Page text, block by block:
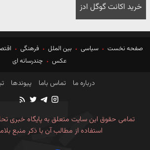
خرید اکانت گوگل ادز
صفحه نخست سیاسی بین الملل فرهنگی
عکس
چندرسانه ای
درباره ما تماس باما پیوندها
تمامی حقوق این سایت متعلق به پایگاه خبری
استفاده از مطالب آن با ذکر منبع